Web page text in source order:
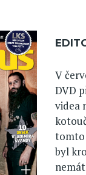
V
DVD
videa
tomto
byl